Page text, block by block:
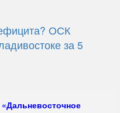
ОСК
за 5